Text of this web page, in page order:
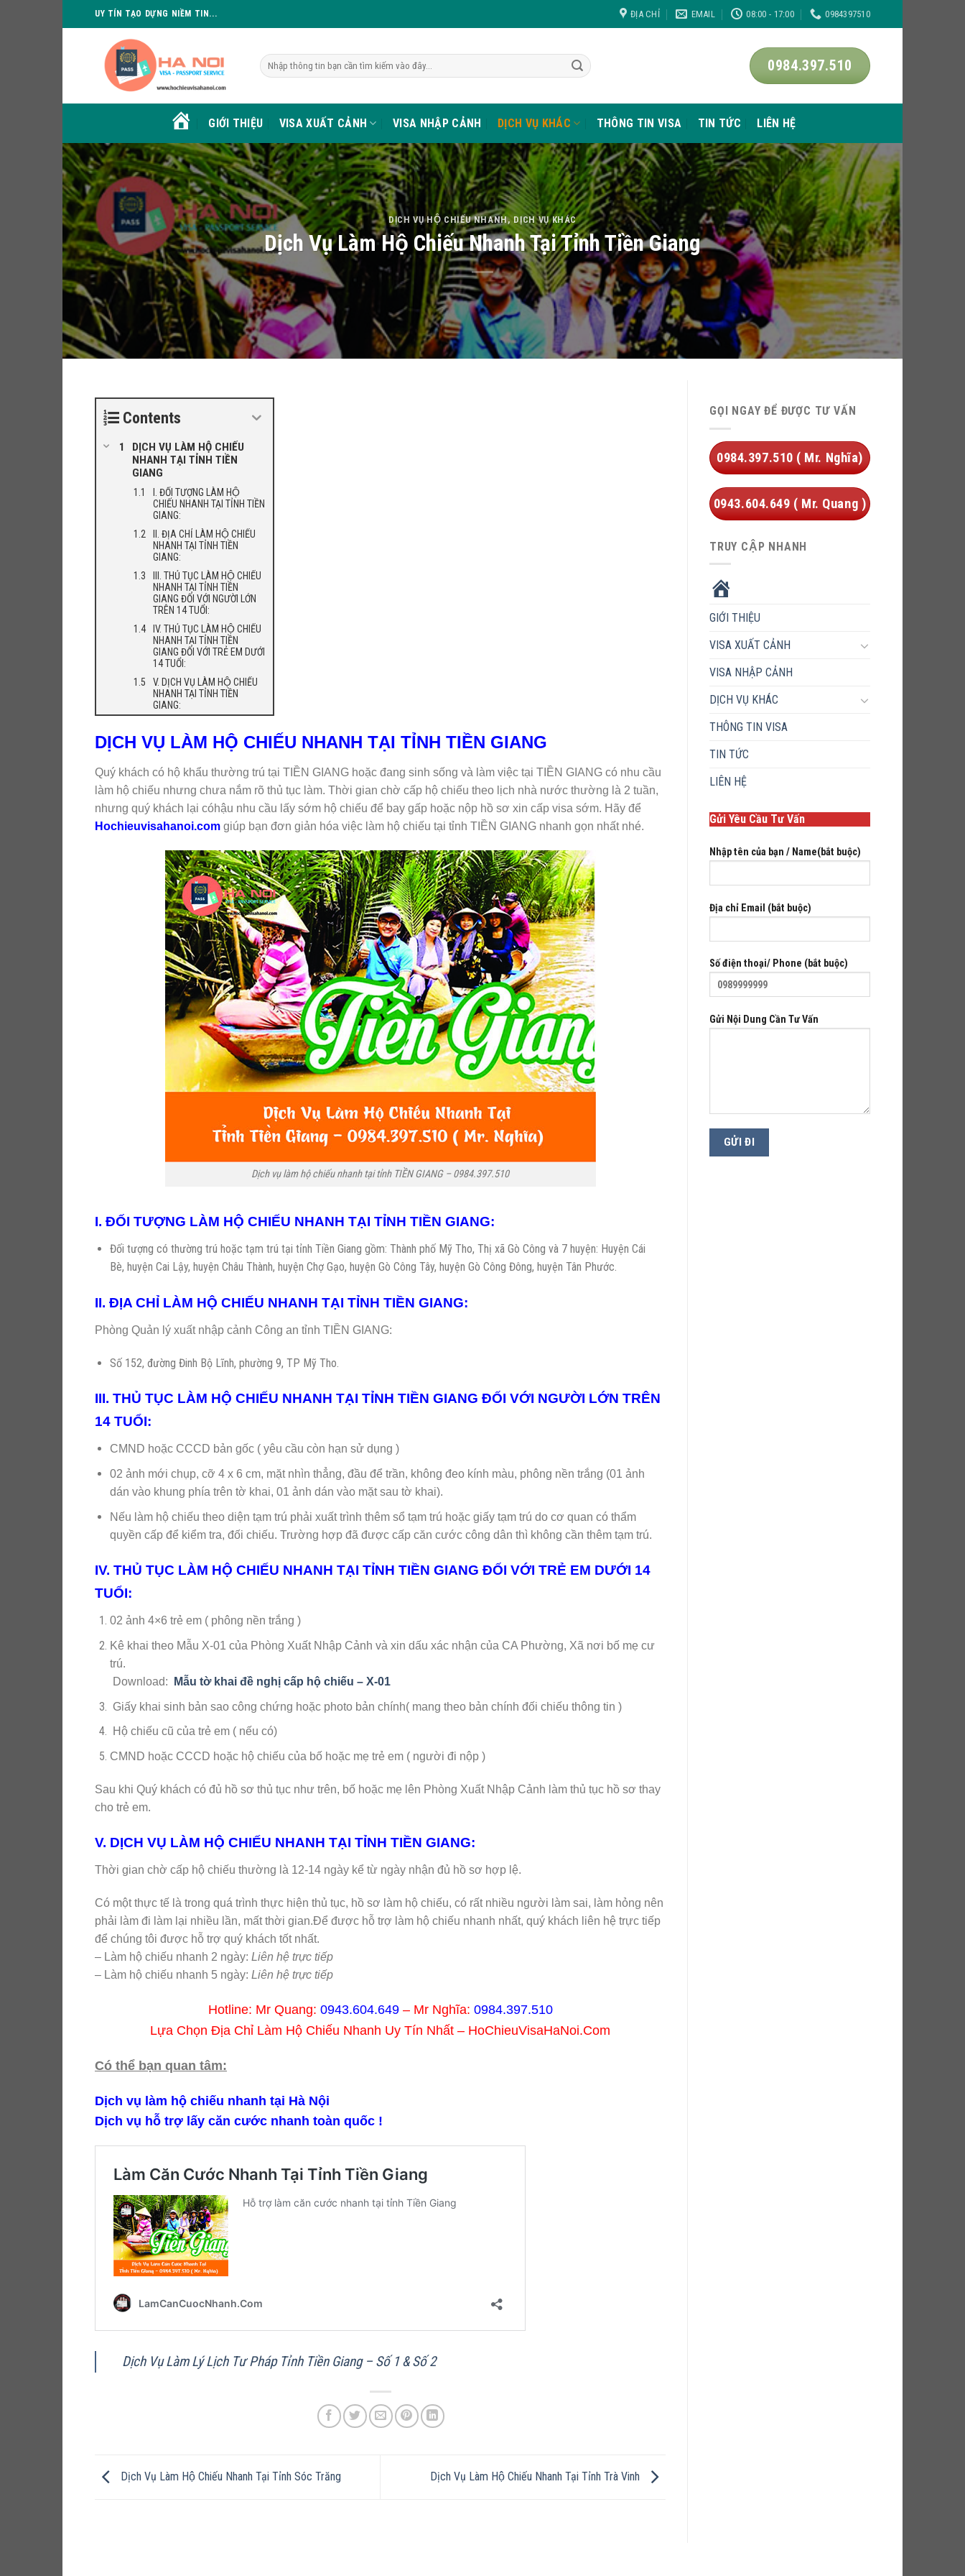
to
UY TÍN TẠO DỰNG NIỀM TIN... ĐỊA CHỈ EMAIL 08:00 - 17:00 0984397510
0984.397.510
HOME GIỚI THIỆU VISA XUẤT CẢNH VISA NHẬP CẢNH DỊCH VỤ KHÁC THÔNG TIN VISA TIN TỨC LIÊN HỆ
DỊCH VỤ HỘ CHIẾU NHANH, DỊCH VỤ KHÁC
Dịch Vụ Làm Hộ Chiếu Nhanh Tại Tỉnh Tiền Giang
Contents
DỊCH VỤ LÀM HỘ CHIẾU
NHANH TẠI TỈNH TIỀN
GIANG
I. ĐỐI TƯỢNG LÀM HỘ
CHIẾU NHANH TẠI TỈNH TIỀN
GIANG:
II. ĐỊA CHỈ LÀM HỘ CHIẾU
NHANH TẠI TỈNH TIỀN
GIANG:
III. THỦ TỤC LÀM HỘ CHIẾU
NHANH TẠI TỈNH TIỀN
GIANG ĐỐI VỚI NGƯỜI LỚN
TRÊN 14 TUỔI:
IV. THỦ TỤC LÀM HỘ CHIẾU
NHANH TẠI TỈNH TIỀN
GIANG ĐỐI VỚI TRẺ EM DƯỚI
14 TUỔI:
V. DỊCH VỤ LÀM HỘ CHIẾU
NHANH TẠI TỈNH TIỀN
GIANG:
DỊCH VỤ LÀM HỘ CHIẾU NHANH TẠI TỈNH TIỀN GIANG
Quý khách có hộ khẩu thường trú tại TIỀN GIANG hoặc đang sinh sống và làm việc tại TIỀN GIANG có nhu cầu
làm hộ chiếu nhưng chưa nắm rõ thủ tục làm. Thời gian chờ cấp hộ chiếu theo lịch nhà nước thường là 2 tuần,
nhưng quý khách lại cóhậu nhu cầu lấy sớm hộ chiếu để bay gấp hoặc nộp hồ sơ xin cấp visa sớm. Hãy để
Hochieuvisahanoi.com giúp bạn đơn giản hóa việc làm hộ chiếu tại tỉnh TIỀN GIANG nhanh gọn nhất nhé.
Dịch vụ làm hộ chiếu nhanh tại tỉnh TIỀN GIANG – 0984.397.510
I. ĐỐI TƯỢNG LÀM HỘ CHIẾU NHANH TẠI TỈNH TIỀN GIANG:
Đối tượng có thường trú hoặc tạm trú tại tỉnh Tiền Giang gồm: Thành phố Mỹ Tho, Thị xã Gò Công và 7 huyện: Huyện Cái
Bè, huyện Cai Lậy, huyện Châu Thành, huyện Chợ Gạo, huyện Gò Công Tây, huyện Gò Công Đông, huyện Tân Phước.
II. ĐỊA CHỈ LÀM HỘ CHIẾU NHANH TẠI TỈNH TIỀN GIANG:
Phòng Quản lý xuất nhập cảnh Công an tỉnh TIỀN GIANG:
Số 152, đường Đinh Bộ Lĩnh, phường 9, TP Mỹ Tho.
III. THỦ TỤC LÀM HỘ CHIẾU NHANH TẠI TỈNH TIỀN GIANG ĐỐI VỚI NGƯỜI LỚN TRÊN
14 TUỔI:
CMND hoặc CCCD bản gốc ( yêu cầu còn hạn sử dụng )
02 ảnh mới chụp, cỡ 4 x 6 cm, mặt nhìn thẳng, đầu để trần, không đeo kính màu, phông nền trắng (01 ảnh
dán vào khung phía trên tờ khai, 01 ảnh dán vào mặt sau tờ khai).
Nếu làm hộ chiếu theo diện tạm trú phải xuất trình thêm sổ tạm trú hoặc giấy tạm trú do cơ quan có thẩm
quyền cấp để kiểm tra, đối chiếu. Trường hợp đã được cấp căn cước công dân thì không cần thêm tạm trú.
IV. THỦ TỤC LÀM HỘ CHIẾU NHANH TẠI TỈNH TIỀN GIANG ĐỐI VỚI TRẺ EM DƯỚI 14
TUỔI:
02 ảnh 4×6 trẻ em ( phông nền trắng )
Kê khai theo Mẫu X-01 của Phòng Xuất Nhập Cảnh và xin dấu xác nhận của CA Phường, Xã nơi bố mẹ cư
trú.
Download:
Mẫu tờ khai đề nghị cấp hộ chiếu – X-01
Giấy khai sinh bản sao công chứng hoặc photo bản chính( mang theo bản chính đối chiếu thông tin )
Hộ chiếu cũ của trẻ em ( nếu có)
CMND hoặc CCCD hoặc hộ chiếu của bố hoặc mẹ trẻ em ( người đi nộp )
Sau khi Quý khách có đủ hồ sơ thủ tục như trên, bố hoặc mẹ lên Phòng Xuất Nhập Cảnh làm thủ tục hồ sơ thay
cho trẻ em.
V. DỊCH VỤ LÀM HỘ CHIẾU NHANH TẠI TỈNH TIỀN GIANG:
Thời gian chờ cấp hộ chiếu thường là 12-14 ngày kể từ ngày nhận đủ hồ sơ hợp lệ.
Có một thực tế là trong quá trình thực hiện thủ tục, hồ sơ làm hộ chiếu, có rất nhiều người làm sai, làm hỏng nên
phải làm đi làm lại nhiều lần, mất thời gian.Để được hỗ trợ làm hộ chiếu nhanh nhất, quý khách liên hệ trực tiếp
để chúng tôi được hỗ trợ quý khách tốt nhất.
– Làm hộ chiếu nhanh 2 ngày: Liên hệ trực tiếp
– Làm hộ chiếu nhanh 5 ngày: Liên hệ trực tiếp
Hotline: Mr Quang: 0943.604.649– Mr Nghĩa: 0984.397.510
Lựa Chọn Địa Chỉ Làm Hộ Chiếu Nhanh Uy Tín Nhất – HoChieuVisaHaNoi.Com
Có thể bạn quan tâm:
Dịch vụ làm hộ chiếu nhanh tại Hà Nội
Dịch vụ hỗ trợ lấy căn cước nhanh toàn quốc !
Dịch Vụ Làm Lý Lịch Tư Pháp Tỉnh Tiền Giang – Số 1 & Số 2
Dịch Vụ Làm Hộ Chiếu Nhanh Tại Tỉnh Sóc Trăng Dịch Vụ Làm Hộ Chiếu Nhanh Tại Tỉnh Trà Vinh
GỌI NGAY ĐỂ ĐƯỢC TƯ VẤN
0984.397.510 ( Mr. Nghĩa)
0943.604.649 ( Mr. Quang )
TRUY CẬP NHANH
GIỚI THIỆU
VISA XUẤT CẢNH
VISA NHẬP CẢNH
DỊCH VỤ KHÁC
THÔNG TIN VISA
TIN TỨC
LIÊN HỆ
Gửi Yêu Cầu Tư Vấn
Nhập tên của bạn / Name(bắt buộc)
Địa chỉ Email (bắt buộc)
Số điện thoại/ Phone (bắt buộc)
Gửi Nội Dung Cần Tư Vấn